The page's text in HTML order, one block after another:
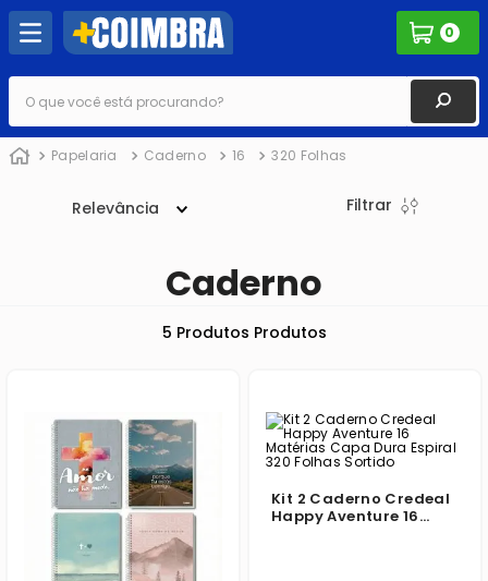
0
O que você está procurando?
Papelaria Caderno 16 320 Folhas
Relevância Filtrar
Caderno
5 Produtos
Kit 2 Caderno Credeal
Happy Aventure 16